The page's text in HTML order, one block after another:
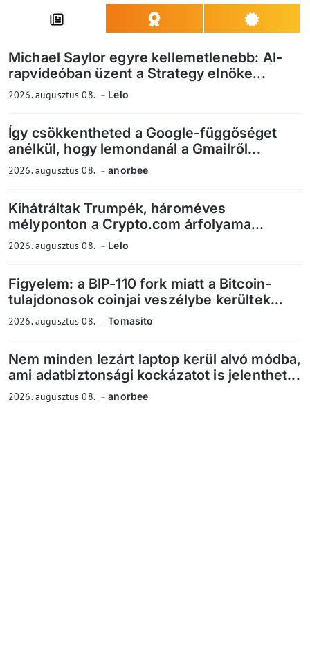
Michael Saylor egyre kellemetlenebb: AI-
rapvideóban üzent a Strategy elnöke...
2026. augusztus 08. Lelo
Így csökkentheted a Google-függőséget
anélkül, hogy lemondanál a Gmailről...
2026. augusztus 08. anorbee
Kihátráltak Trumpék, hároméves
mélyponton a Crypto.com árfolyama...
2026. augusztus 08. Lelo
Figyelem: a BIP-110 fork miatt a Bitcoin-
tulajdonosok coinjai veszélybe kerültek...
2026. augusztus 08. Tomasito
Nem minden lezárt laptop kerül alvó módba,
ami adatbiztonsági kockázatot is jelenthet...
2026. augusztus 08. anorbee